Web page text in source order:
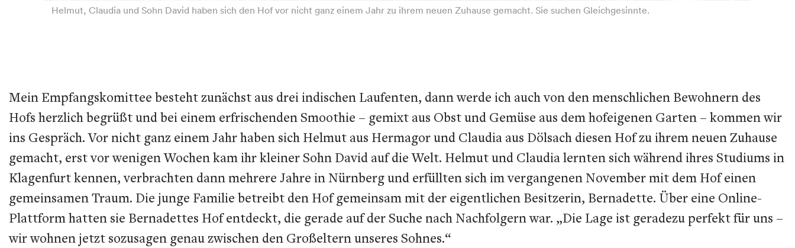
Helmut, Claudia und Sohn David haben sich den Hof vor nicht ganz einem Jahr zu ihrem neuen Zuhause gemacht. Sie suchen Gleichgesinnte.
Mein Empfangskomittee besteht zunächst aus drei indischen Laufenten, dann werde ich auch von den menschlichen Bewohnern des
Hofs herzlich begrüßt und bei einem erfrischenden Smoothie – gemixt aus Obst und Gemüse aus dem hofeigenen Garten – kommen wir
ins Gespräch. Vor nicht ganz einem Jahr haben sich Helmut aus Hermagor und Claudia aus Dölsach diesen Hof zu ihrem neuen Zuhause
gemacht, erst vor wenigen Wochen kam ihr kleiner Sohn David auf die Welt. Helmut und Claudia lernten sich während ihres Studiums in
Klagenfurt kennen, verbrachten dann mehrere Jahre in Nürnberg und erfüllten sich im vergangenen November mit dem Hof einen
gemeinsamen Traum. Die junge Familie betreibt den Hof gemeinsam mit der eigentlichen Besitzerin, Bernadette. Über eine Online-
Plattform hatten sie Bernadettes Hof entdeckt, die gerade auf der Suche nach Nachfolgern war. „Die Lage ist geradezu perfekt für uns –
wir wohnen jetzt sozusagen genau zwischen den Großeltern unseres Sohnes.“